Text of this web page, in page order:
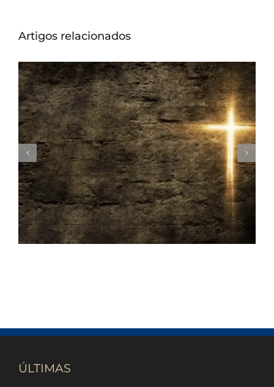
Artigos relacionados
A gratidão e o sacrifício de Jesus
ÚLTIMAS